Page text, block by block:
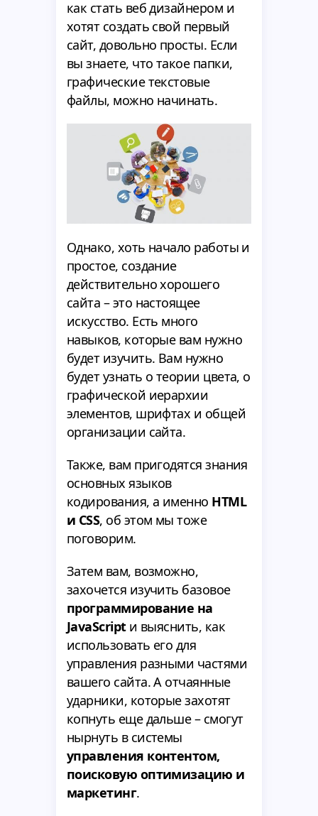
как стать веб дизайнером и
хотят создать свой первый
сайт, довольно просты. Если
вы знаете, что такое папки,
графические текстовые
файлы, можно начинать.
Однако, хоть начало работы и
простое, создание
действительно хорошего
сайта – это настоящее
искусство. Есть много
навыков, которые вам нужно
будет изучить. Вам нужно
будет узнать о теории цвета, о
графической иерархии
элементов, шрифтах и общей
организации сайта.
Также, вам пригодятся знания
основных языков
кодирования, а именно HTML
и CSS, об этом мы тоже
поговорим.
Затем вам, возможно,
захочется изучить базовое
программирование на
JavaScriptи выяснить, как
использовать его для
управления разными частями
вашего сайта. А отчаянные
ударники, которые захотят
копнуть еще дальше – смогут
нырнуть в системы
управления контентом,
поисковую оптимизацию и
маркетинг.